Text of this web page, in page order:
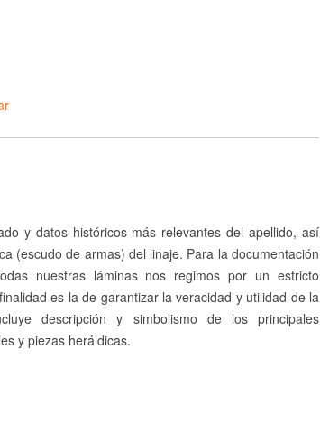
y datos históricos más relevantes del apellido, así
(escudo de armas) del linaje. Para la documentación
nuestras láminas nos regimos por un estricto
es la de garantizar la veracidad y utilidad de la
descripción y simbolismo de los principales
y piezas heráldicas.